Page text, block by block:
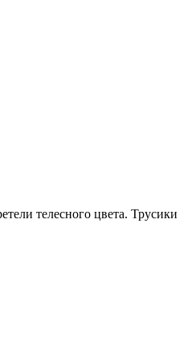
телесного цвета. Трусики